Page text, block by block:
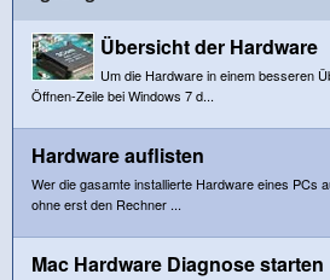
Übersicht der Hardware
Um die Hardware in einem besseren
Öffnen-Zeile bei Windows 7 d...
Hardware auflisten
Wer die gasamte installierte Hardware eines PCs
ohne erst den Rechner ...
Mac Hardware Diagnose starten